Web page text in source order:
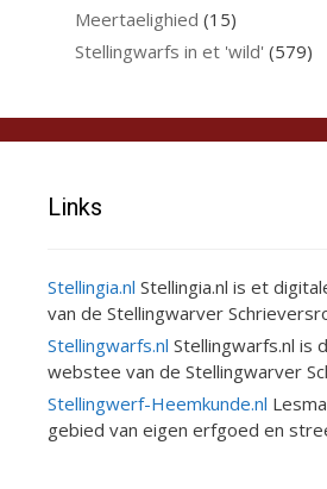
Meertaelighied (15)
Stellingwarfs in et 'wild' (579)
Links
Stellingia.nl Stellingia.nl is et
van de Stellingwarver
Stellingwarfs.nl Stellingwarfs.nl is
webstee van de Stellingwarver
Stellingwerf-Heemkunde.nl
gebied van eigen erfgoed en